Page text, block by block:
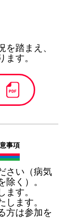
踏まえ、
す。
事項
さい（病気
く）。
ます。
します。
方は参加を